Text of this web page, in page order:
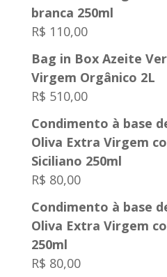
branca 250ml
R$ 110,00
Bag in Box Azeite
Virgem Orgânico 2L
R$ 510,00
Condimento à base
Oliva Extra Virgem
Siciliano 250ml
R$ 80,00
Condimento à base
Oliva Extra Virgem
250ml
R$ 80,00